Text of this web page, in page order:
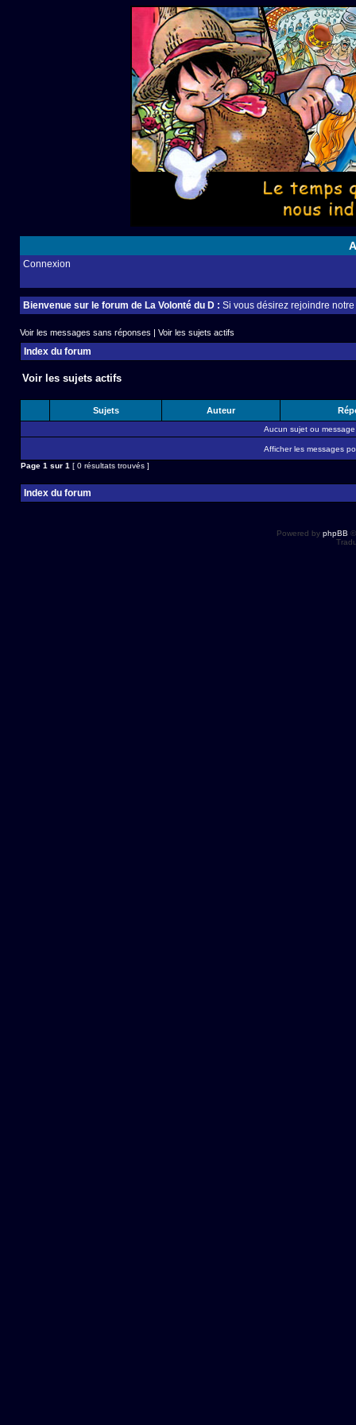
Connexion
Bienvenue sur le forum de La Volonté du D : Si vous désirez rejoindre
Voir les messages sans réponses | Voir les sujets actifs
Index du forum
Voir les sujets actifs
Sujets Auteur
Aucun sujet ou
Afficher les messages
Page 1 sur 1 [ 0 résultats trouvés ]
Index du forum
Powered by phpBB